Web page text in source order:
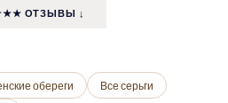
ОТЗЫВЫ ↓
обереги
Все серьги